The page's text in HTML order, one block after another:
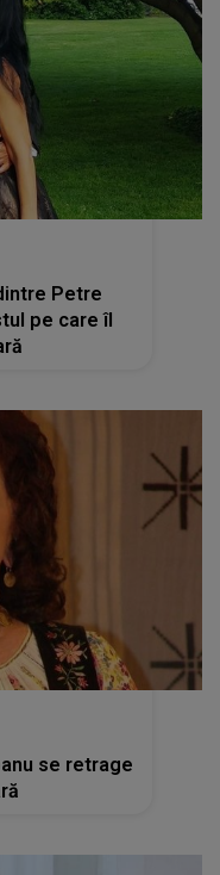
Petre
pe care îl
se retrage